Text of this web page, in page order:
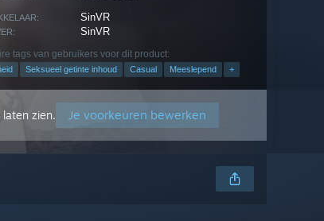
SinVR
SinVR
tags van gebruikers voor dit product:
Seksueel getinte inhoud Casual Meeslepend +
zien. Je voorkeuren bewerken